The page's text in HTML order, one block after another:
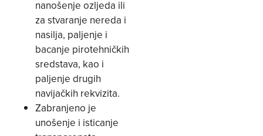
nanošenje ozljeda ili
za stvaranje nereda i
nasilja, paljenje i
bacanje pirotehničkih
sredstava, kao i
paljenje drugih
navijačkih rekvizita.
Zabranjeno je
unošenje i isticanje